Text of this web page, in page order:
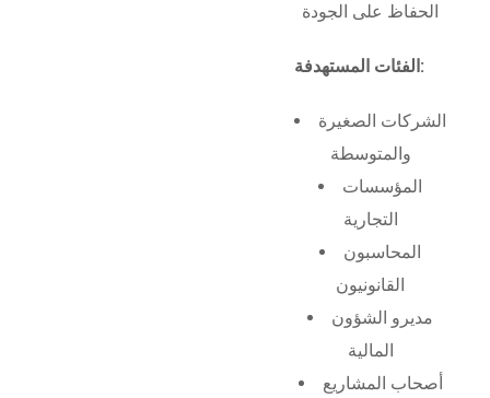
الحفاظ على الجودة
الفئات المستهدفة:
الشركات الصغيرة
والمتوسطة
المؤسسات
التجارية
المحاسبون
القانونيون
مديرو الشؤون
المالية
أصحاب المشاريع